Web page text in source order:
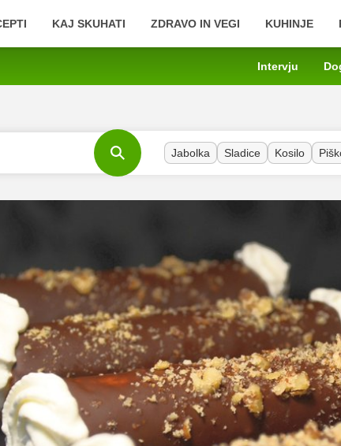
KAJ SKUHATI ZDRAVO IN VEGI KUHINJE
Intervju
Jabolka Sladice Kosilo